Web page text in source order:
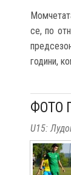
се, по
години,
ФОТО
U15: